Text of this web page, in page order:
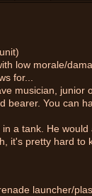
low morale/
for...
musician, junior
bearer. You can
a tank. He
it's pretty hard to
launcher/